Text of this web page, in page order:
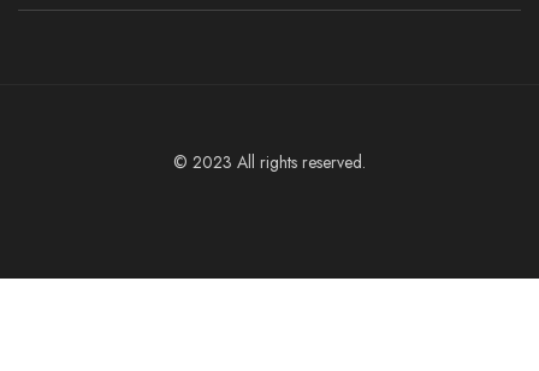
© 2023 All rights reserved.